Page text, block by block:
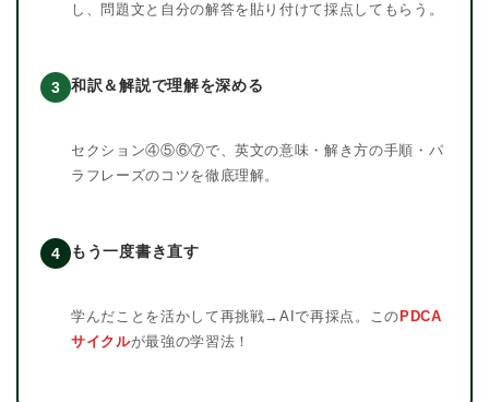
し、問題文と自分の解答を貼り付けて採点してもらう。
3 和訳＆解説で理解を深める
セクション④⑤⑥⑦で、英文の意味・解き方の手順・パ
ラフレーズのコツを徹底理解。
4 もう一度書き直す
学んだことを活かして再挑戦→AIで再採点。この PDCA
サイクルが最強の学習法！